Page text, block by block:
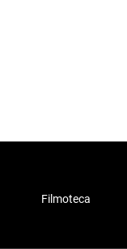
Filmoteca